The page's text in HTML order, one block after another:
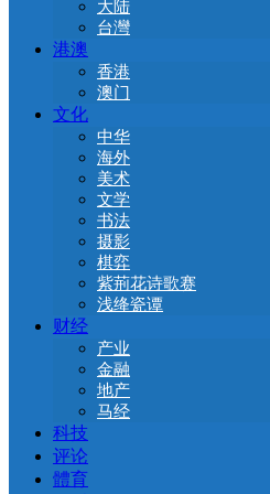
大陆
台灣
港澳
香港
澳门
文化
中华
海外
美术
文学
书法
摄影
棋弈
紫荊花诗歌赛
浅绛瓷谭
财经
产业
金融
地产
马经
科技
评论
體育